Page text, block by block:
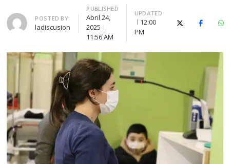
Author
POSTED BY
ladiscusion
PUBLISHED
Abril 24,
2025
11:56 AM
UPDATED
12:00
PM
X (Twitter)Facebook